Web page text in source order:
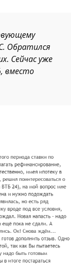
Обратился
Сейчас уже
вместо